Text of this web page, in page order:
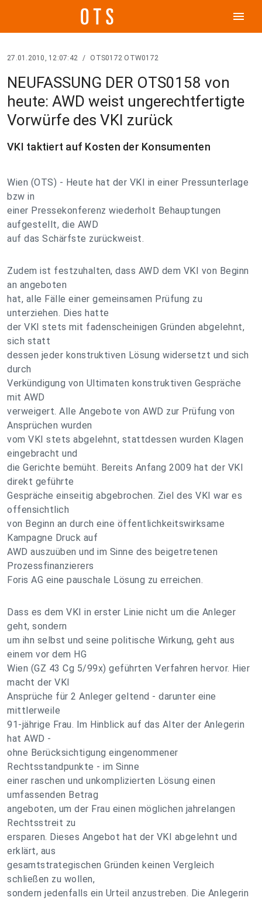
menu
27.01.2010, 12:07:42 / OTS0172 OTW0172
NEUFASSUNG DER OTS0158 von
heute: AWD weist ungerechtfertigte
Vorwürfe des VKI zurück
VKI taktiert auf Kosten der Konsumenten
Wien (OTS) - Heute hat der VKI in einer Pressunterlage
bzw in
einer Pressekonferenz wiederholt Behauptungen
aufgestellt, die AWD
auf das Schärfste zurückweist.
Zudem ist festzuhalten, dass AWD dem VKI von Beginn
an angeboten
hat, alle Fälle einer gemeinsamen Prüfung zu
unterziehen. Dies hatte
der VKI stets mit fadenscheinigen Gründen abgelehnt,
sich statt
dessen jeder konstruktiven Lösung widersetzt und sich
durch
Verkündigung von Ultimaten konstruktiven Gespräche
mit AWD
verweigert. Alle Angebote von AWD zur Prüfung von
Ansprüchen wurden
vom VKI stets abgelehnt, stattdessen wurden Klagen
eingebracht und
die Gerichte bemüht. Bereits Anfang 2009 hat der VKI
direkt geführte
Gespräche einseitig abgebrochen. Ziel des VKI war es
offensichtlich
von Beginn an durch eine öffentlichkeitswirksame
Kampagne Druck auf
AWD auszuüben und im Sinne des beigetretenen
Prozessfinanzierers
Foris AG eine pauschale Lösung zu erreichen.
Dass es dem VKI in erster Linie nicht um die Anleger
geht, sondern
um ihn selbst und seine politische Wirkung, geht aus
einem vor dem HG
Wien (GZ 43 Cg 5/99x) geführten Verfahren hervor. Hier
macht der VKI
Ansprüche für 2 Anleger geltend - darunter eine
mittlerweile
91-jährige Frau. Im Hinblick auf das Alter der Anlegerin
hat AWD -
ohne Berücksichtigung eingenommener
Rechtsstandpunkte - im Sinne
einer raschen und unkomplizierten Lösung einen
umfassenden Betrag
angeboten, um der Frau einen möglichen jahrelangen
Rechtsstreit zu
ersparen. Dieses Angebot hat der VKI abgelehnt und
erklärt, aus
gesamtstrategischen Gründen keinen Vergleich
schließen zu wollen,
sondern jedenfalls ein Urteil anzustreben. Die Anlegerin